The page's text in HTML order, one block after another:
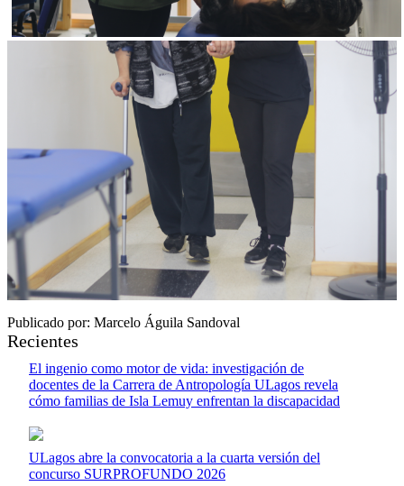
Publicado por: Marcelo Águila Sandoval
Recientes
El ingenio como motor de vida: investigación de
docentes de la Carrera de Antropología ULagos revela
cómo familias de Isla Lemuy enfrentan la discapacidad
ULagos abre la convocatoria a la cuarta versión del
concurso SURPROFUNDO 2026